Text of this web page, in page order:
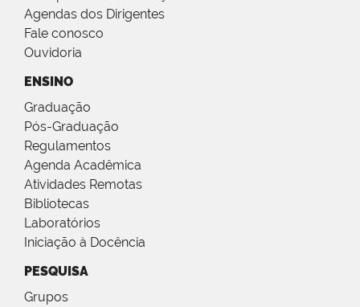
Agendas dos Dirigentes
Fale conosco
Ouvidoria
ENSINO
Graduação
Pós-Graduação
Regulamentos
Agenda Acadêmica
Atividades Remotas
Bibliotecas
Laboratórios
Iniciação à Docência
PESQUISA
Grupos